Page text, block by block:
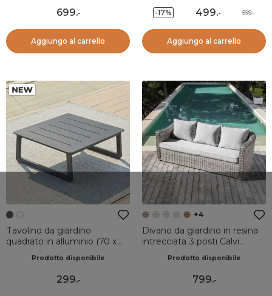
699.-
Aggiungo al carrello
-17% 499.- 599.-
Aggiungo al carrello
Tavolino da giardino
quadrato in alluminio (70 x
antraciteProdotto disponibile
299.-
+4
Divano da giardino in resina
intrecciata 3 posti Calvi
Prodotto disponibile
799.-